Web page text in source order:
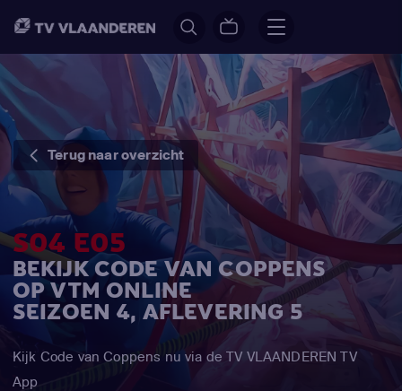
Terug naar overzicht
S04 E05
BEKIJK CODE VAN COPPENS
OP VTM ONLINE
SEIZOEN 4, AFLEVERING 5
Kijk Code van Coppens nu via de TV VLAANDEREN TV
App